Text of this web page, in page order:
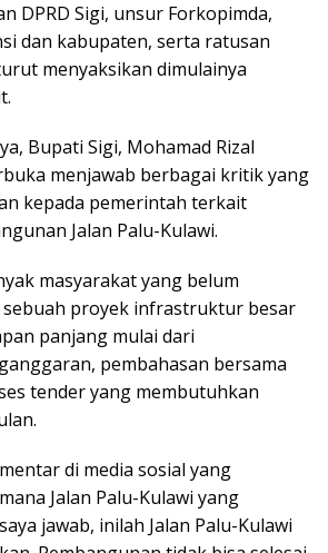
DPRD Sigi, unsur Forkopimda,
dan kabupaten, serta ratusan
menyaksikan dimulainya
Bupati Sigi, Mohamad Rizal
menjawab berbagai kritik yang
kepada pemerintah terkait
Jalan Palu-Kulawi.
masyarakat yang belum
sebuah proyek infrastruktur besar
panjang mulai dari
pembahasan bersama
tender yang membutuhkan
di media sosial yang
Jalan Palu-Kulawi yang
jawab, inilah Jalan Palu-Kulawi